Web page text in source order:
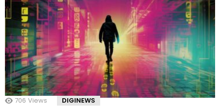
706 Views DIGINEWS